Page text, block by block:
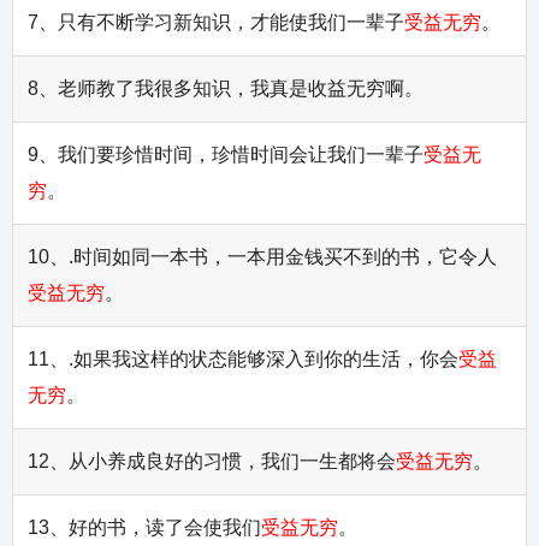
7、只有不断学习新知识，才能使我们一辈子受益无穷。
8、老师教了我很多知识，我真是收益无穷啊。
9、我们要珍惜时间，珍惜时间会让我们一辈子受益无
穷。
10、.时间如同一本书，一本用金钱买不到的书，它令人
受益无穷。
11、.如果我这样的状态能够深入到你的生活，你会受益
无穷。
12、从小养成良好的习惯，我们一生都将会受益无穷。
13、好的书，读了会使我们受益无穷。